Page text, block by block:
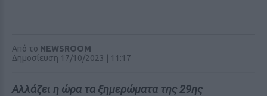
Από το NEWSROOM
Δημοσίευση 17/10/2023 | 11:17
Αλλάζει η ώρα τα ξημερώματα της 29ης